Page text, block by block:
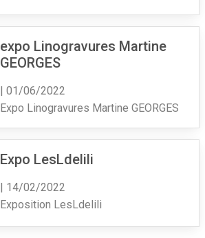
expo Linogravures Martine
GEORGES
| 01/06/2022
Expo Linogravures Martine GEORGES
Expo LesLdelili
| 14/02/2022
Exposition LesLdelili